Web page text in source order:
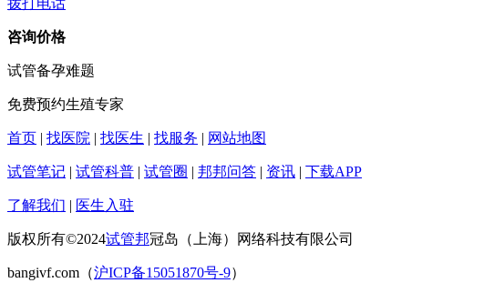
咨询价格
试管备孕难题
免费预约生殖专家
首页 | 找医院 | 找医生 | 找服务 | 网站地图
试管笔记 | 试管科普 | 试管圈 | 邦邦问答 | 资讯 | 下载APP
了解我们 | 医生入驻
版权所有©2024试管邦冠岛（上海）网络科技有限公司
bangivf.com（沪ICP备15051870号-9）